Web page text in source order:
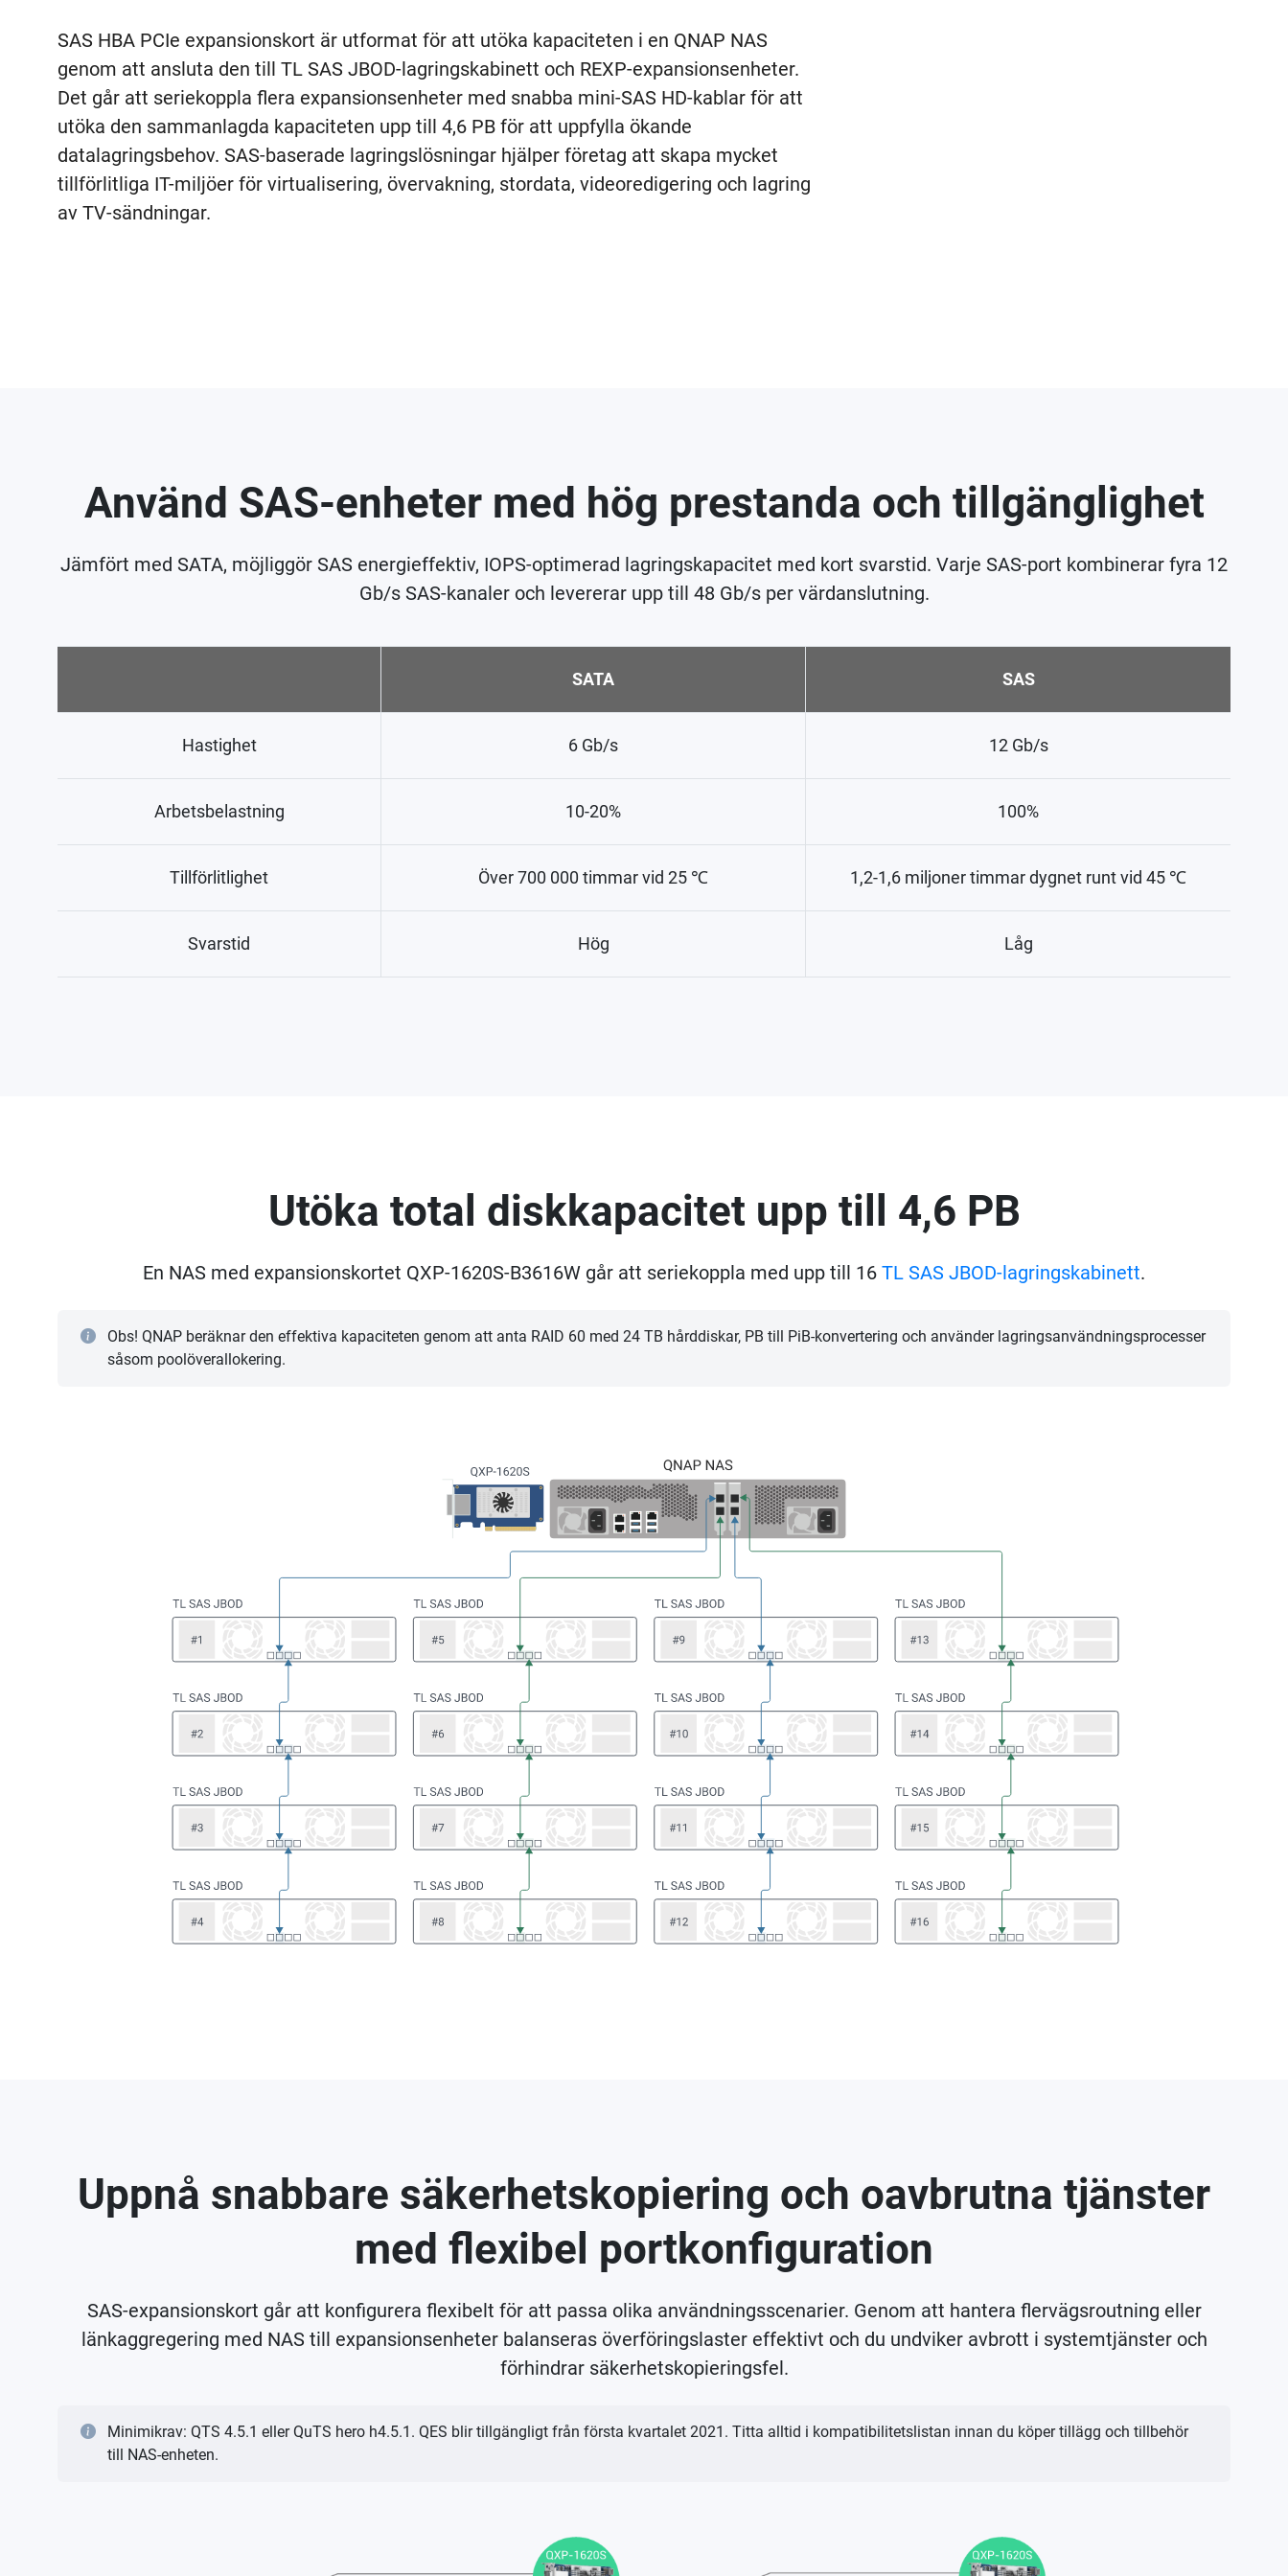
SAS HBA PCIe expansionskort är utformat för att utöka kapaciteten i en QNAP NAS
genom att ansluta den till TL SAS JBOD-lagringskabinett och REXP-expansionsenheter.
Det går att seriekoppla flera expansionsenheter med snabba mini-SAS HD-kablar för att
utöka den sammanlagda kapaciteten upp till 4,6 PB för att uppfylla ökande
datalagringsbehov. SAS-baserade lagringslösningar hjälper företag att skapa mycket
tillförlitliga IT-miljöer för virtualisering, övervakning, stordata, videoredigering och lagring
av TV-sändningar.
Använd SAS-enheter med hög prestanda och tillgänglighet
Jämfört med SATA, möjliggör SAS energieffektiv, IOPS-optimerad lagringskapacitet med kort svarstid. Varje SAS-port kombinerar fyra 12
Gb/s SAS-kanaler och levererar upp till 48 Gb/s per värdanslutning.
SATA SAS
Hastighet 6 Gb/s 12 Gb/s
Arbetsbelastning 10-20% 100%
Tillförlitlighet Över 700 000 timmar vid 25 ℃ 1,2-1,6 miljoner timmar dygnet runt vid 45 ℃
Svarstid Hög Låg
Utöka total diskkapacitet upp till 4,6 PB
En NAS med expansionskortet QXP-1620S-B3616W går att seriekoppla med upp till 16 TL SAS JBOD-lagringskabinett.
Obs! QNAP beräknar den effektiva kapaciteten genom att anta RAID 60 med 24 TB hårddiskar, PB till PiB-konvertering och använder lagringsanvändningsprocesser
såsom poolöverallokering.
Uppnå snabbare säkerhetskopiering och oavbrutna tjänster
med flexibel portkonfiguration
SAS-expansionskort går att konfigurera flexibelt för att passa olika användningsscenarier. Genom att hantera flervägsroutning eller
länkaggregering med NAS till expansionsenheter balanseras överföringslaster effektivt och du undviker avbrott i systemtjänster och
förhindrar säkerhetskopieringsfel.
Minimikrav: QTS 4.5.1 eller QuTS hero h4.5.1. QES blir tillgängligt från första kvartalet 2021. Titta alltid i kompatibilitetslistan innan du köper tillägg och tillbehör
till NAS-enheten.